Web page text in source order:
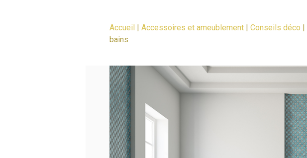
Accueil Accessoires et ameublement Conseils déco
bains